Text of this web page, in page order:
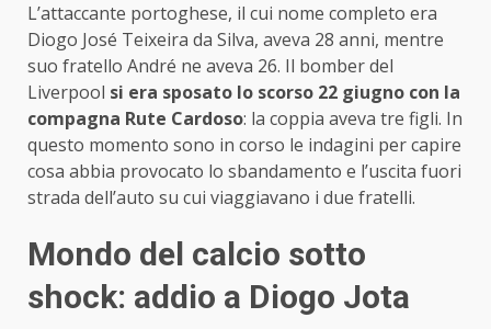
L’attaccante portoghese, il cui nome completo era
Diogo José Teixeira da Silva, aveva 28 anni, mentre
suo fratello André ne aveva 26. Il bomber del
Liverpool si era sposato lo scorso 22 giugno con la
compagna Rute Cardoso: la coppia aveva tre figli. In
questo momento sono in corso le indagini per capire
cosa abbia provocato lo sbandamento e l’uscita fuori
strada dell’auto su cui viaggiavano i due fratelli.
Mondo del calcio sotto
shock: addio a Diogo Jota